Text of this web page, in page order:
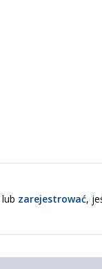
lub zarejestrować,